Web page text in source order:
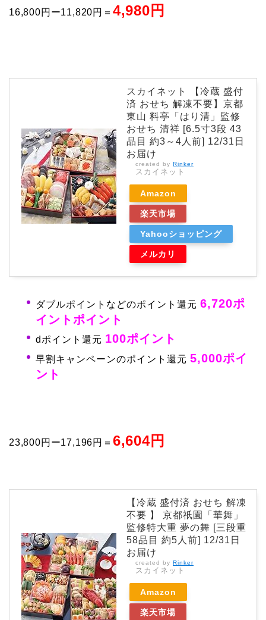
16,800円ー11,820円＝ 4,980円
スカイネット 【冷蔵 盛付
済 おせち 解凍不要】京都
東山 料亭「はり清」監修
おせち 清祥 [6.5寸3段 43
品目 約3～4人前] 12/31日
お届け
created by Rinker
スカイネット
Amazon
楽天市場
Yahooショッピング
メルカリ
ダブルポイントなどのポイント還元 6,720ポ
イントポイント
dポイント還元 100ポイント
早割キャンペーンのポイント還元 5,000ポイ
ント
23,800円ー17,196円＝ 6,604円
【冷蔵 盛付済 おせち 解凍
不要 】 京都祇園「華舞」
監修特大重 夢の舞 [三段重
58品目 約5人前] 12/31日
お届け
created by Rinker
スカイネット
Amazon
楽天市場